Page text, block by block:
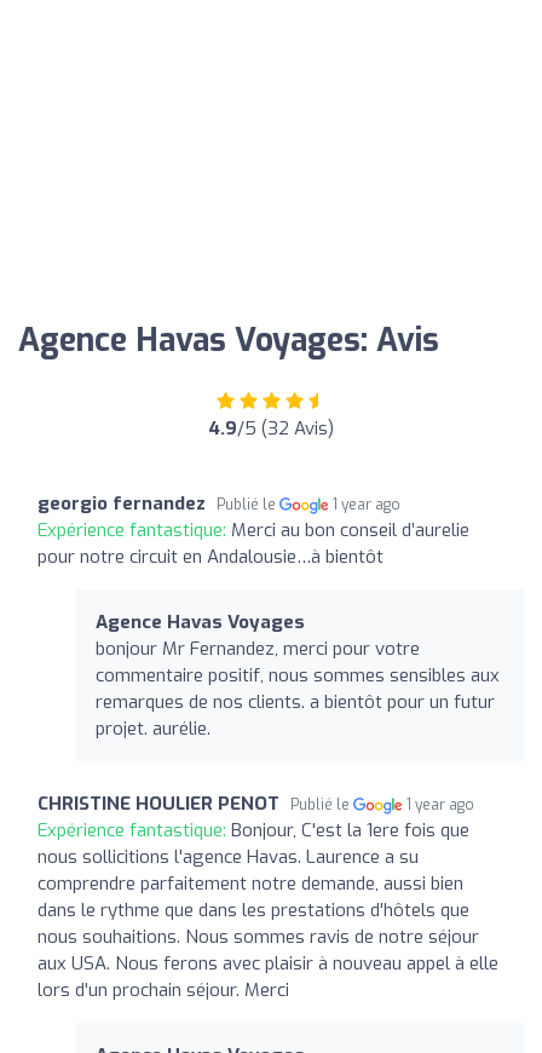
Agence Havas Voyages: Avis
4.9/5 (32 Avis)
georgio fernandez Publié le 1 year ago
Expérience fantastique: Merci au bon conseil d’aurelie
pour notre circuit en Andalousie…à bientôt
Agence Havas Voyages
bonjour Mr Fernandez, merci pour votre
commentaire positif, nous sommes sensibles aux
remarques de nos clients. a bientôt pour un futur
projet. aurélie.
CHRISTINE HOULIER PENOT Publié le 1 year ago
Expérience fantastique: Bonjour, C'est la 1ere fois que
nous sollicitions l'agence Havas. Laurence a su
comprendre parfaitement notre demande, aussi bien
dans le rythme que dans les prestations d'hôtels que
nous souhaitions. Nous sommes ravis de notre séjour
aux USA. Nous ferons avec plaisir à nouveau appel à elle
lors d'un prochain séjour. Merci